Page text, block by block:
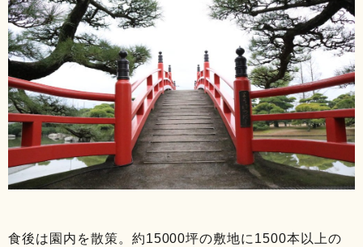
食後は園内を散策。約15000坪の敷地に1500本以上の